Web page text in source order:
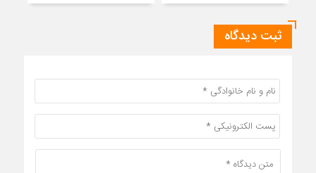
ثبت دیدگاه